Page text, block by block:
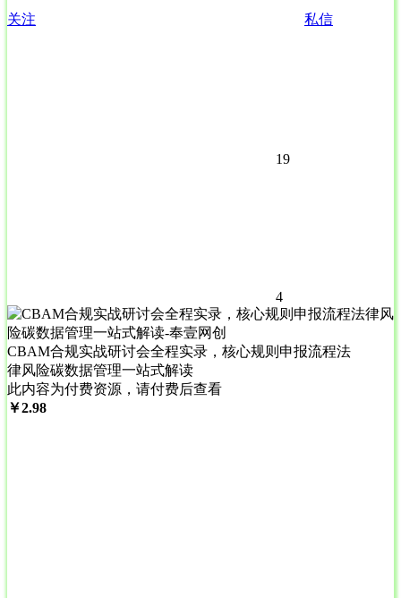
关注 私信
19
4
CBAM合规实战研讨会全程实录，核心规则申报流程法
律风险碳数据管理一站式解读
此内容为付费资源，请付费后查看
￥2.98